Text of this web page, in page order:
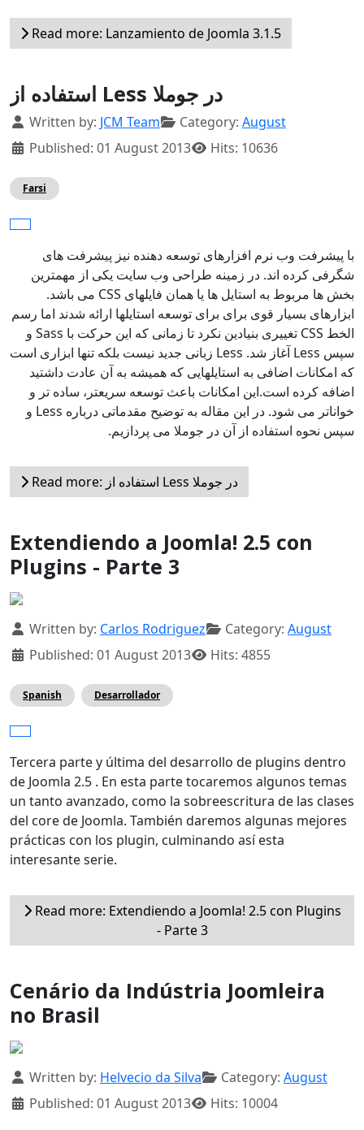
Read more: Lanzamiento de Joomla 3.1.5
استفاده از Less در جوملا
Details
Written by: JCM Team Category: August
Published: 01 August 2013
Hits: 10636
Farsi
با پیشرفت وب نرم افزارهای توسعه دهنده نیز پیشرفت های
شگرفی کرده اند. در زمینه طراحی وب سایت یکی از مهمترین
بخش ها مربوط به استایل ها یا همان فایلهای CSS می باشد.
ابزارهای بسیار قوی برای برای توسعه استایلها ارائه شدند اما رسم
الخط CSS تغییری بنیادین نکرد تا زمانی که این حرکت با Sass و
سپس Less آغاز شد. Less زبانی جدید نیست بلکه تنها ابزاری است
که امکانات اضافی به استایلهایی که همیشه به آن عادت داشتید
اضافه کرده است.این امکانات باعث توسعه سریعتر، ساده تر و
خواناتر می شود. در این مقاله به توضیح مقدماتی درباره Less و
سپس نحوه استفاده از آن در جوملا می پردازیم.
Read more: استفاده از Less در جوملا
Extendiendo a Joomla! 2.5 con
Plugins - Parte 3
Details
Written by: Carlos Rodriguez Category: August
Published: 01 August 2013
Hits: 4855
Spanish Desarrollador
Tercera parte y última del desarrollo de plugins dentro
de Joomla 2.5 . En esta parte tocaremos algunos temas
un tanto avanzado, como la sobreescritura de las clases
del core de Joomla. También daremos algunas mejores
prácticas con los plugin, culminando así esta
interesante serie.
Read more: Extendiendo a Joomla! 2.5 con Plugins
- Parte 3
Cenário da Indústria Joomleira
no Brasil
Details
Written by: Helvecio da Silva Category: August
Published: 01 August 2013
Hits: 10004